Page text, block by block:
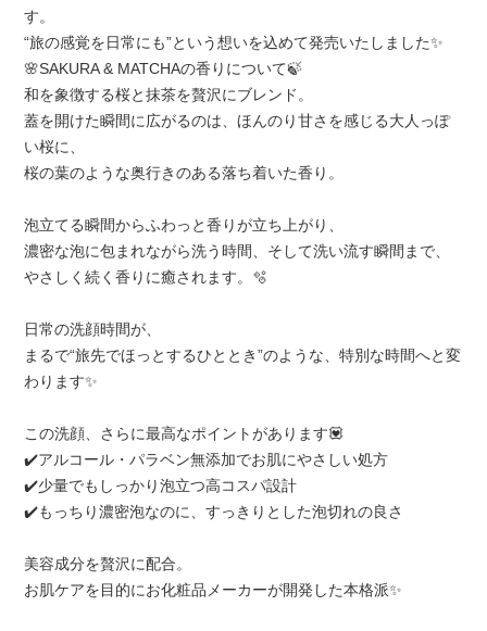
す。
“旅の感覚を日常にも”という想いを込めて発売いたしました✨
🌸SAKURA & MATCHAの香りについて🍃
和を象徴する桜と抹茶を贅沢にブレンド。
蓋を開けた瞬間に広がるのは、ほんのり甘さを感じる大人っぽ
い桜に、
桜の葉のような奥行きのある落ち着いた香り。
泡立てる瞬間からふわっと香りが立ち上がり、
濃密な泡に包まれながら洗う時間、そして洗い流す瞬間まで、
やさしく続く香りに癒されます。🫧
日常の洗顔時間が、
まるで“旅先でほっとするひととき”のような、特別な時間へと変
わります✨
この洗顔、さらに最高なポイントがあります💟
✔️アルコール・パラベン無添加でお肌にやさしい処方
✔️少量でもしっかり泡立つ高コスパ設計
✔️もっちり濃密泡なのに、すっきりとした泡切れの良さ
美容成分を贅沢に配合。
お肌ケアを目的にお化粧品メーカーが開発した本格派✨